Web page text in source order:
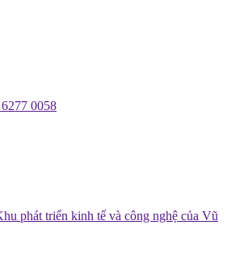
0058
phát triển kinh tế và công nghệ của Vũ